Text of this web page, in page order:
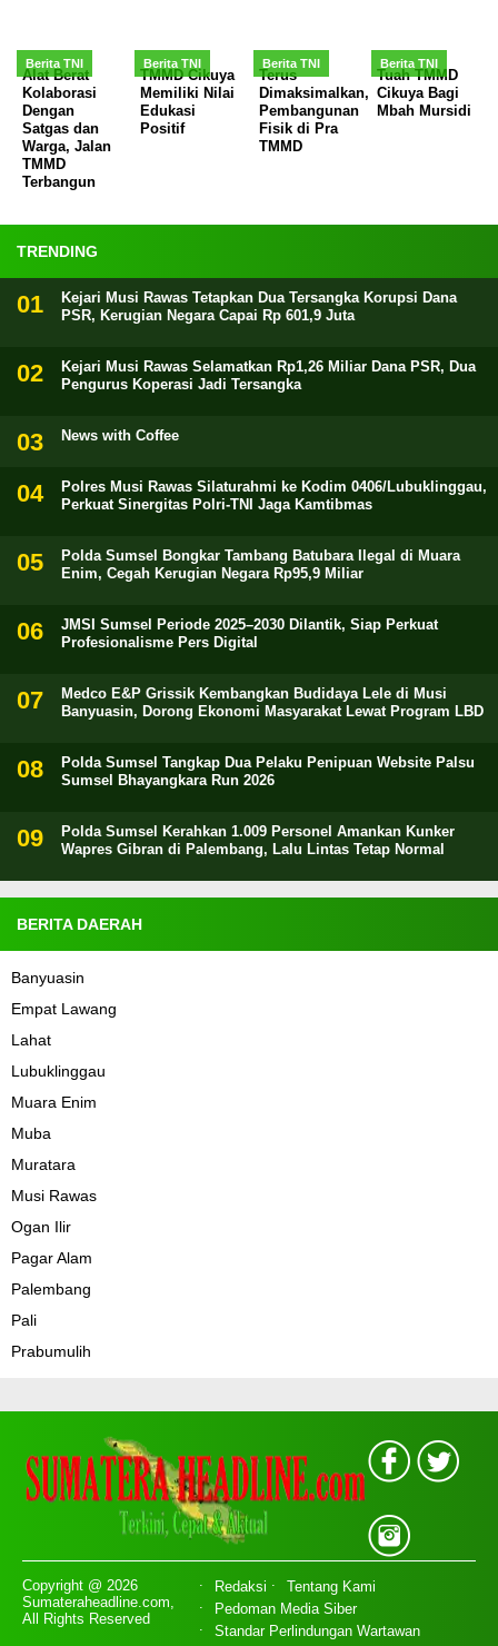
Berita TNI
Alat Berat
Kolaborasi
Dengan
Satgas dan
Warga, Jalan
TMMD
Terbangun
Berita TNI
TMMD Cikuya
Memiliki Nilai
Edukasi
Positif
Berita TNI
Terus
Dimaksimalkan,
Pembangunan
Fisik di Pra
TMMD
Berita TNI
Tuah TMMD
Cikuya Bagi
Mbah Mursidi
TRENDING
Kejari Musi Rawas Tetapkan Dua Tersangka Korupsi Dana
PSR, Kerugian Negara Capai Rp 601,9 Juta
Kejari Musi Rawas Selamatkan Rp1,26 Miliar Dana PSR, Dua
Pengurus Koperasi Jadi Tersangka
News with Coffee
Polres Musi Rawas Silaturahmi ke Kodim 0406/Lubuklinggau,
Perkuat Sinergitas Polri-TNI Jaga Kamtibmas
Polda Sumsel Bongkar Tambang Batubara Ilegal di Muara
Enim, Cegah Kerugian Negara Rp95,9 Miliar
JMSI Sumsel Periode 2025–2030 Dilantik, Siap Perkuat
Profesionalisme Pers Digital
Medco E&P Grissik Kembangkan Budidaya Lele di Musi
Banyuasin, Dorong Ekonomi Masyarakat Lewat Program LBD
Polda Sumsel Tangkap Dua Pelaku Penipuan Website Palsu
Sumsel Bhayangkara Run 2026
Polda Sumsel Kerahkan 1.009 Personel Amankan Kunker
Wapres Gibran di Palembang, Lalu Lintas Tetap Normal
BERITA DAERAH
Banyuasin
Empat Lawang
Lahat
Lubuklinggau
Muara Enim
Muba
Muratara
Musi Rawas
Ogan Ilir
Pagar Alam
Palembang
Pali
Prabumulih
Copyright @ 2026
Sumateraheadline.com,
All Rights Reserved
Redaksi
Tentang Kami
Pedoman Media Siber
Standar Perlindungan Wartawan